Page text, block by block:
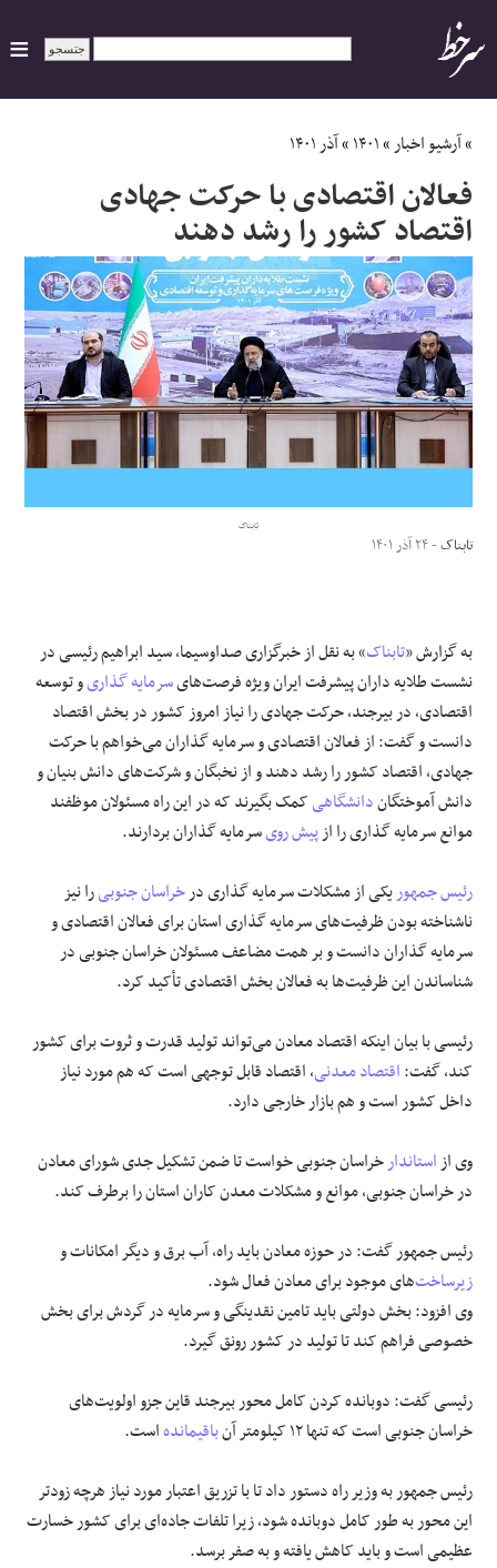
ایران
سیاسی
اقتصاد
ورزشی
جهان
اجتماعی
علوم و فن آوری
مقالات
»آرشیو اخبار»۱۴۰۱»آذر ۱۴۰۱
فعالان اقتصادی با حرکت جهادی
اقتصاد کشور را رشد دهند
تابناک
تابناک- ۲۴ آذر ۱۴۰۱
به گزارش «تابناک» به نقل از خبرگزاری صداوسیما، سید ابراهیم رئیسی در
نشست طلایه داران پیشرفت ایران ویژه فرصت‌هایسرمایه گذاریو توسعه
اقتصادی، در بیرجند، حرکت جهادی را نیاز امروز کشور در بخش اقتصاد
دانست و گفت: از فعالان اقتصادی و سرمایه گذاران می‌خواهم با حرکت
جهادی، اقتصاد کشور را رشد دهند و از نخبگان و شرکت‌های دانش بنیان و
دانش آموختگاندانشگاهیکمک بگیرند که در این راه مسئولان موظفند
موانع سرمایه گذاری را ازپیش رویسرمایه گذاران بردارند.
رئیس جمهوریکی از مشکلات سرمایه گذاری درخراسان جنوبیرا نیز
ناشناخته بودن ظرفیت‌های سرمایه گذاری استان برای فعالان اقتصادی و
سرمایه گذاران دانست و بر همت مضاعف مسئولان خراسان جنوبی در
شناساندن این ظرفیت‌ها به فعالان بخش اقتصادی تأکید کرد.
رئیسی با بیان اینکه اقتصاد معادن می‌تواند تولید قدرت و ثروت برای کشور
کند، گفت:اقتصاد معدنی، اقتصاد قابل توجهی است که هم مورد نیاز
داخل کشور است و هم بازار خارجی دارد.
وی ازاستاندارخراسان جنوبی خواست تا ضمن تشکیل جدی شورای معادن
در خراسان جنوبی، موانع و مشکلات معدن کاران استان را برطرف کند.
رئیس جمهور گفت: در حوزه معادن باید راه، آب برق و دیگر امکانات و
زیرساخت‌های موجود برای معادن فعال شود.
وی افزود: بخش دولتی باید تامین نقدینگی و سرمایه در گردش برای بخش
خصوصی فراهم کند تا تولید در کشور رونق گیرد.
رئیسی گفت: دوبانده کردن کامل محور بیرجند قاین جزو اولویت‌های
خراسان جنوبی است که تنها ۱۲ کیلومتر آن
باقیماندهاست.
رئیس جمهور به وزیر راه دستور داد تا با تزریق اعتبار مورد نیاز هرچه زودتر
این محور به طور کامل دوبانده شود، زیرا تلفات جاده‌ای برای کشور خسارت
عظیمی است و باید کاهش یافته و به صفر برسد.